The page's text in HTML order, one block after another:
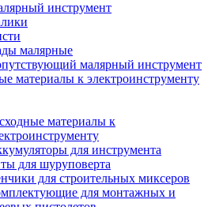
инструмент
малярные
малярный инструмент
материалы к электроинструменту
материалы к
для инструмента
для шуруповерта
для строительных миксеров
для монтажных и